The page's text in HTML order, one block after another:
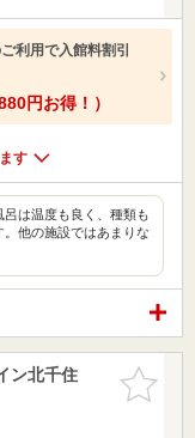
利用で入館料割引
円お得！）
す
は温度も良く、種類も
他の施設ではあまりな
お気に入
りに追加
ン北千住